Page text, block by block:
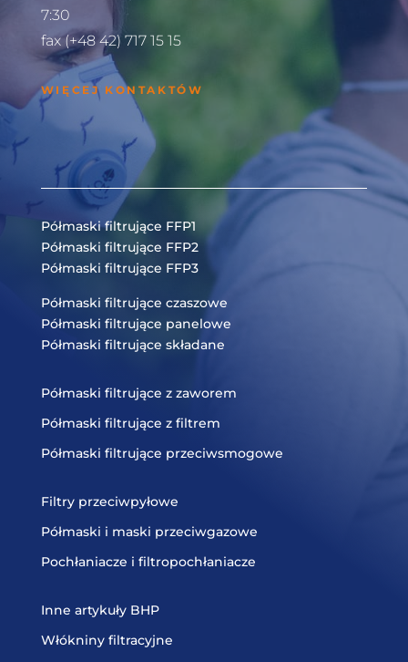
7:30
fax (+48 42) 717 15 15
WIĘCEJ KONTAKTÓW
Półmaski filtrujące FFP1
Półmaski filtrujące FFP2
Półmaski filtrujące FFP3
Półmaski filtrujące czaszowe
Półmaski filtrujące panelowe
Półmaski filtrujące składane
Półmaski filtrujące z zaworem
Półmaski filtrujące z filtrem
Półmaski filtrujące przeciwsmogowe
Filtry przeciwpyłowe
Półmaski i maski przeciwgazowe
Pochłaniacze i filtropochłaniacze
Inne artykuły BHP
Włókniny filtracyjne